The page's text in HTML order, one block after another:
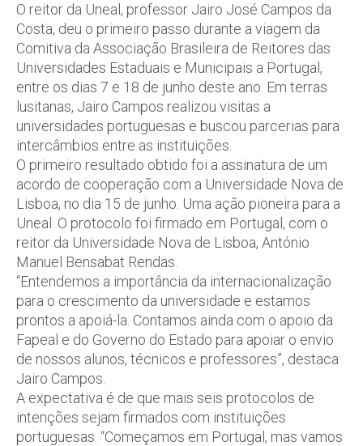
O reitor da Uneal, professor Jairo José Campos da
Costa, deu o primeiro passo durante a viagem da
Comitiva da Associação Brasileira de Reitores das
Universidades Estaduais e Municipais a Portugal,
entre os dias 7 e 18 de junho deste ano. Em terras
lusitanas, Jairo Campos realizou visitas a
universidades portuguesas e buscou parcerias para
intercâmbios entre as instituições.
O primeiro resultado obtido foi a assinatura de um
acordo de cooperação com a Universidade Nova de
Lisboa, no dia 15 de junho. Uma ação pioneira para a
Uneal. O protocolo foi firmado em Portugal, com o
reitor da Universidade Nova de Lisboa, António
Manuel Bensabat Rendas.
“Entendemos a importância da internacionalização
para o crescimento da universidade e estamos
prontos a apoiá-la. Contamos ainda com o apoio da
Fapeal e do Governo do Estado para apoiar o envio
de nossos alunos, técnicos e professores”, destaca
Jairo Campos.
A expectativa é de que mais seis protocolos de
intenções sejam firmados com instituições
portuguesas. “Começamos em Portugal, mas vamos